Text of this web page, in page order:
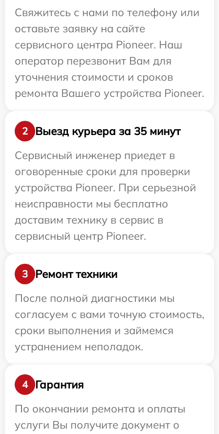
Свяжитесь с нами по телефону или
оставьте заявку на сайте
сервисного центра Pioneer. Наш
оператор перезвонит Вам для
уточнения стоимости и сроков
ремонта Вашего устройства Pioneer.
2
Выезд курьера за 35 минут
Сервисный инженер приедет в
оговоренные сроки для проверки
устройства Pioneer. При серьезной
неисправности мы бесплатно
доставим технику в сервис в
сервисный центр Pioneer.
3
Ремонт техники
После полной диагностики мы
согласуем с вами точную стоимость,
сроки выполнения и займемся
устранением неполадок.
4
Гарантия
По окончании ремонта и оплаты
услуги Вы получите документ о